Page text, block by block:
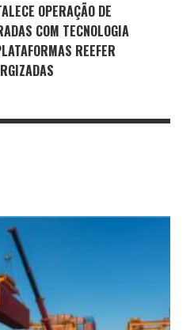
OPERAÇÃO DE
COM TECNOLOGIA
REEFER